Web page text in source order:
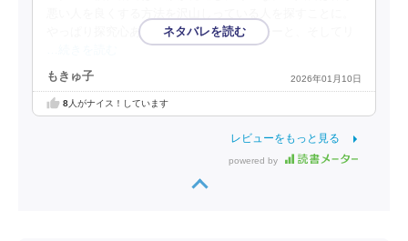
やっぱり探究心ある個体もいるっぽい。モーと、そしてリ
もきゅ子 2026年01月10日
8人がナイス！しています
レビューをもっと見る
powered by